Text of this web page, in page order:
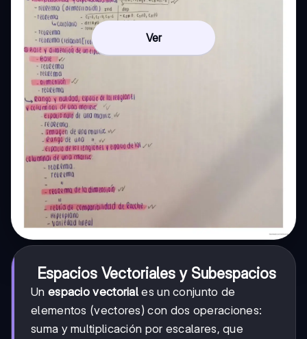
Ver
Espacios Vectoriales y Subespacios
Un espacio vectorial es un conjunto de
elementos (vectores) con dos operaciones:
suma y multiplicación por escalares, que